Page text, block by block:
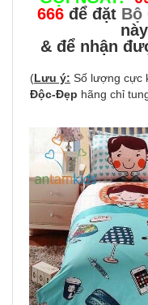
666 để đặt Bộ
& để nhận
(Lưu ý: Số lượng cực
Độc-Đẹp hãng chỉ